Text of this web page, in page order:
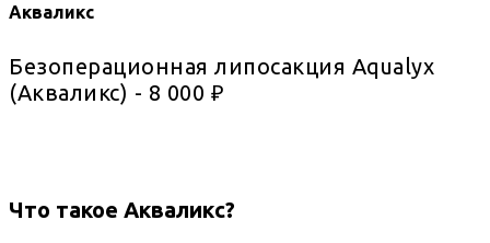
Акваликс
Безоперационная липосакция Aqualyx
(Акваликс) - 8 000 ₽
Что такое Акваликс?